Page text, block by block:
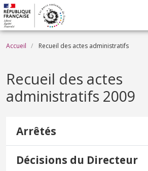
Aller au contenu principal
Fil d'Ariane
Accueil Recueil des actes administratifs
Recueil des actes
administratifs 2009
Arrêtés
Décisions du Directeur